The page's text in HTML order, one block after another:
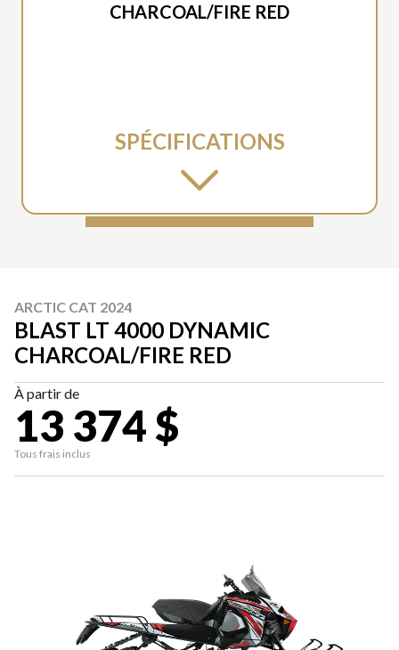
CHARCOAL/FIRE RED
SPÉCIFICATIONS
ARCTIC CAT 2024
BLAST LT 4000 DYNAMIC
CHARCOAL/FIRE RED
À partir de
13 374 $
Tous frais inclus